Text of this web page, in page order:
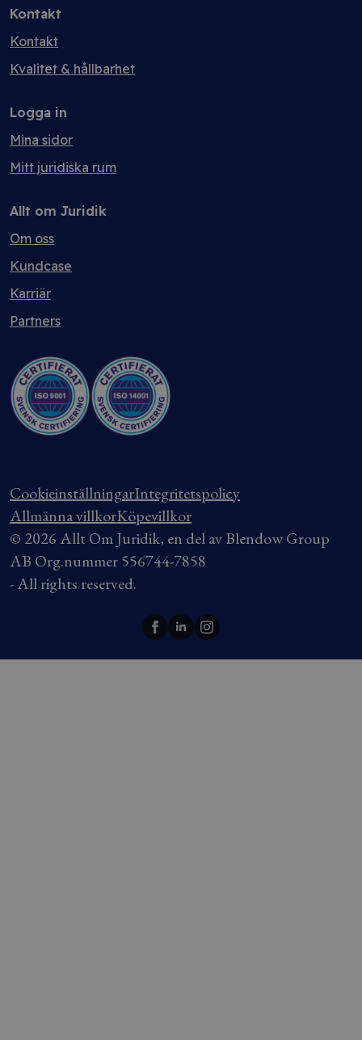
Kontakt
Kontakt
Kvalitet & hållbarhet
Logga in
Mina sidor
Mitt juridiska rum
Allt om Juridik
Om oss
Kundcase
Karriär
Partners
CookieinställningarIntegritetspolicy
Allmänna villkorKöpevillkor
© 2026 Allt Om Juridik, en del av Blendow Group
AB Org.nummer 556744-7858
- All rights reserved.